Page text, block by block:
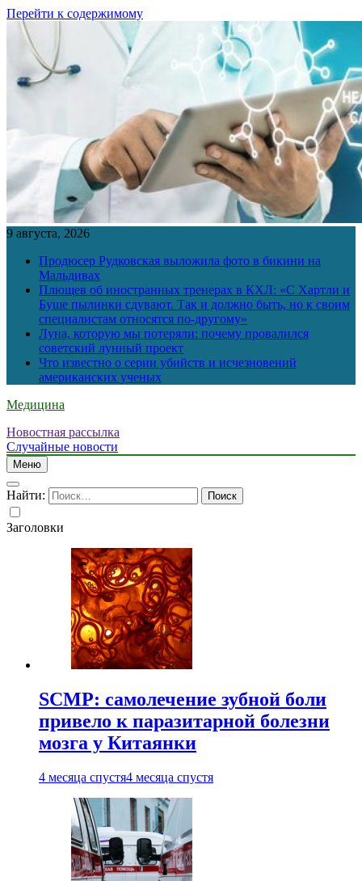
Перейти к содержимому
9 августа, 2026
Продюсер Рудковская выложила фото в бикини на
Мальдивах
Плющев об иностранных тренерах в КХЛ: «С Хартли и
Буше пылинки сдувают. Так и должно быть, но к своим
специалистам относятся по-другому»
Луна, которую мы потеряли: почему провалился
советский лунный проект
Что известно о серии убийств и исчезновений
американских ученых
Медицина
Новостная рассылка
Случайные новости
Меню
Найти:
Заголовки
SCMP: самолечение зубной боли
привело к паразитарной болезни
мозга у Китаянки
4 месяца спустя4 месяца спустя